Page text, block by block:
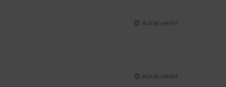
Achat vérifié
Achat vérifié